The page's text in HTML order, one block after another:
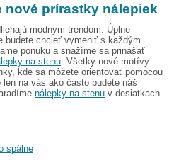
nové prírastky nálepiek
módnym trendom. Úplne
budete chcieť vymeniť s každým
ponuku a snažíme sa prinášať
na stenu . Všetky nové motívy
kde sa môžete orientovať pomocou
na vás ako často budete náš
nálepky na stenu v desiatkach
spálne